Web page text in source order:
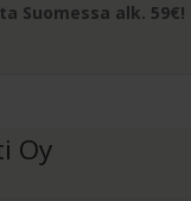
Suomessa alk. 59€!
Oy